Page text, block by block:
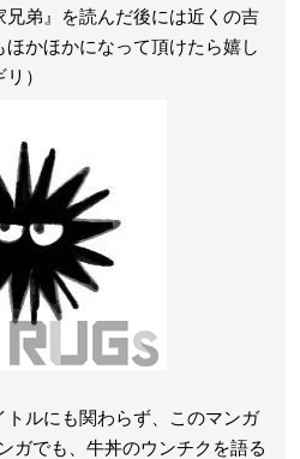
兄弟』を読んだ後には近くの吉
かほかになって頂けたら嬉し
）
トルにも関わらず、このマンガ
ガでも、牛丼のウンチクを語る